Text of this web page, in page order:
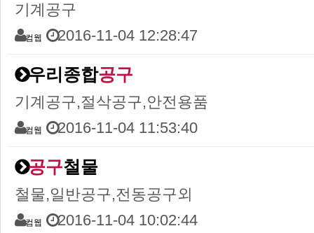
기계공구
컴웹 2016-11-04 12:28:47
우리종합공구
기계공구,절삭공구,안전용품
컴웹 2016-11-04 11:53:40
공구철물
철물,일반공구,전동공구외
컴웹 2016-11-04 10:02:44